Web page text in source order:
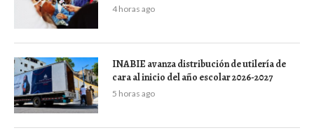
4 horas ago
INABIE avanza distribución de utilería de
cara al inicio del año escolar 2026-2027
5 horas ago